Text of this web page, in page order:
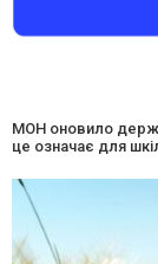
МОН оновило
це означає для